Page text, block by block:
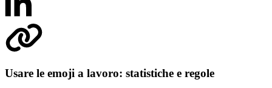
Usare le emoji a lavoro: statistiche e regole